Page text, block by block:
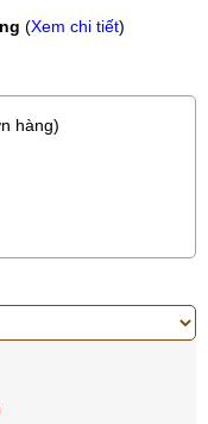
(Xem chi tiết)
hàng)